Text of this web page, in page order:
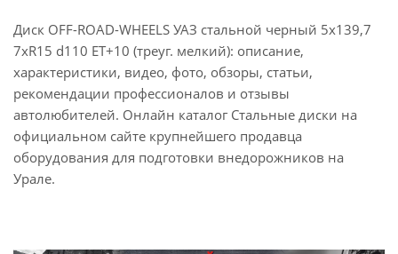
Диск OFF-ROAD-WHEELS УАЗ стальной черный 5x139,7
7xR15 d110 ET+10 (треуг. мелкий): описание,
характеристики, видео, фото, обзоры, статьи,
рекомендации профессионалов и отзывы
автолюбителей. Онлайн каталог Стальные диски на
официальном сайте крупнейшего продавца
оборудования для подготовки внедорожников на
Урале.